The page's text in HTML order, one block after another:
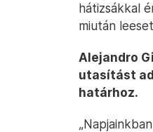
hátizsákkal
miután
Alejandro
utasítást
határhoz.